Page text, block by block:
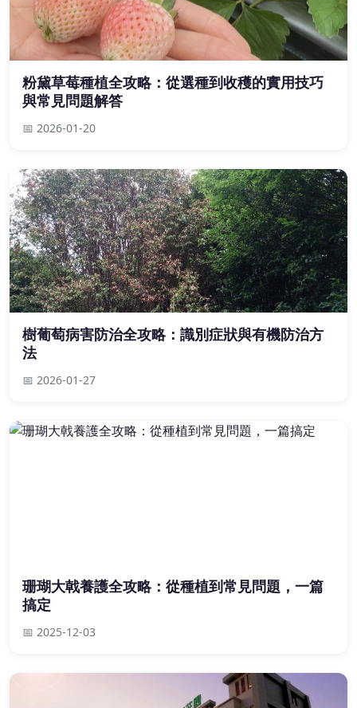
粉黛草莓種植全攻略：從選種到收穫的實用技巧
與常見問題解答
📅 2026-01-20
樹葡萄病害防治全攻略：識別症狀與有機防治方
法
📅 2026-01-27
珊瑚大戟養護全攻略：從種植到常見問題，一篇
搞定
📅 2025-12-03